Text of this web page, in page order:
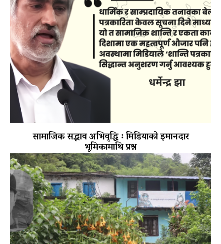
सामाजिक सद्भाव अभिवृद्धि ः मिडियाको इमानदार
भूमिकामाथि प्रश्न